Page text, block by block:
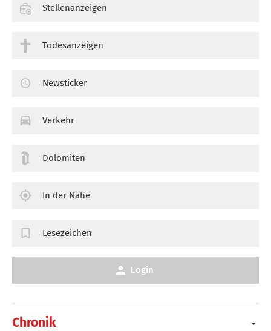
Chronik
Stellenanzeigen
Todesanzeigen
Newsticker
Verkehr
Dolomiten
In der Nähe
Lesezeichen
Login